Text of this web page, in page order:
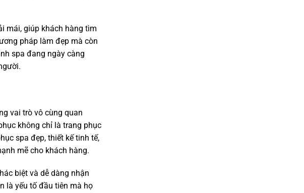
mái, giúp khách hàng tìm
pháp làm đẹp mà còn
spa đang ngày càng
vai trò vô cùng quan
không chỉ là trang phục
spa đẹp, thiết kế tinh tế,
mẽ cho khách hàng.
biệt và dễ dàng nhận
là yếu tố đầu tiên mà họ